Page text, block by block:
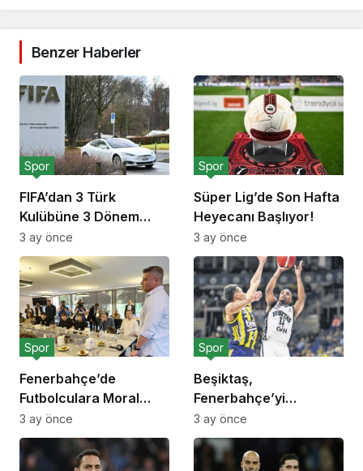
Benzer Haberler
FIFA’dan 3 Türk
Kulübüne 3 Dönem
Transfer Yasağı!
Spor
3 ay önce
Süper Lig’de Son Hafta
Heyecanı Başlıyor!
Spor
3 ay önce
Fenerbahçe’de
Futbolculara Moral
Yemeği!
Spor
3 ay önce
Beşiktaş,
Fenerbahçe’yi
Deplasmanda Yendi!
Spor
3 ay önce